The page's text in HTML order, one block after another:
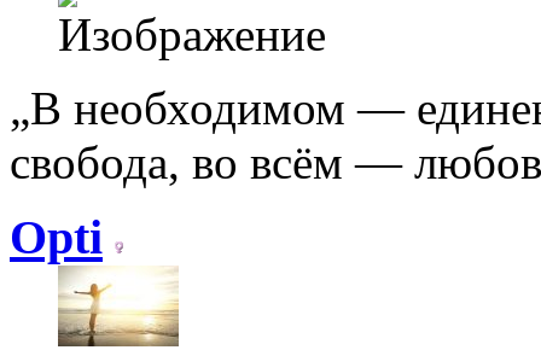
„В необходимом —
свобода, во всём —
Opti